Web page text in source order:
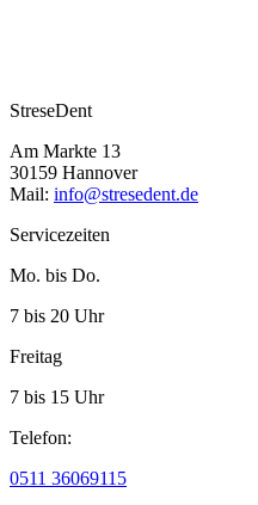
StreseDent
Am Markte 13
30159 Hannover
Mail: info@stresedent.de
Servicezeiten
Mo. bis Do.
7 bis 20 Uhr
Freitag
7 bis 15 Uhr
Telefon:
0511 36069115